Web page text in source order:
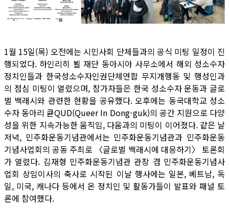
1월 15일(목) 오전에는 시민사회 단체들과의 공식 미팅 일정이 진
행되었다. 하인리히 뵐 재단 동아시아 사무소에서 해외 성소수자
정치인들과 한국성소수자인권단체연합 무지개행동 및 행성인과
의 점심 미팅이 열렸으며, 참가자들은 한국 성소수자 운동과 글로
벌 백래시와 관련한 현황을 공유했다. 오후에는 동국대학교 성소
수자 동아리 큗QUD(Queer In Dong-guk)의 공간 지원으로 다양
성을 위한 지속가능한 움직임, 다움과의 미팅이 이어졌다. 같은 날
저녁, 민주화운동기념관에서는 민주화운동기념관과 민주화운동
기념사업회의 공동 주최로 〈글로벌 백래시에 대응하기〉 토론회
가 열렸다. 김재형 민주화운동기념관 관장 겸 민주화운동기념사
업회 상임이사의 축사로 시작된 이날 행사에는 일본, 베트남, 독
일, 미국, 캐나다 등에서 온 정치인 및 활동가들이 발표와 패널 토
론에 참여했다.